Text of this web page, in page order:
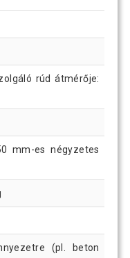
rúd átmérője:
mm-es négyzetes
(pl. beton